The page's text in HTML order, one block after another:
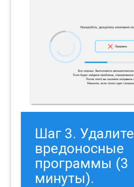
Шаг 3. Удалите
вредоносные
программы (3
минуты).